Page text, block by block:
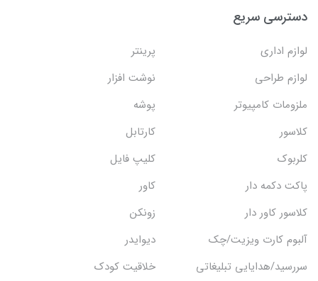
دسترسی سریع
لوازم اداری
پرینتر
لوازم طراحی
نوشت افزار
ملزومات کامپیوتر
پوشه
کلاسور
کارتابل
کلربوک
کلیپ فایل
پاکت دکمه دار
کاور
کلاسور کاور دار
زونکن
آلبوم کارت ویزیت/چک
دیوایدر
سررسید/هدایایی تبلیغاتی
خلاقیت کودک